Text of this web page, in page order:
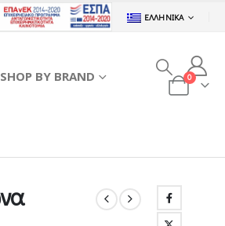
ΕΛΛΗΝΙΚΆ
SHOP BY BRAND 0